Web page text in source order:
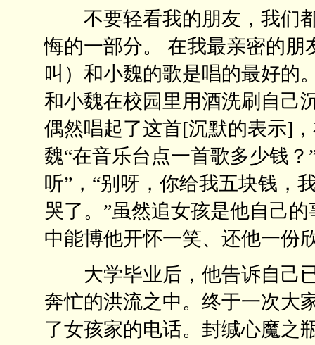
不要轻看我的朋友，我们都
悔的一部分。 在我最亲密的
叫）和小魏的歌是唱的最好的
和小魏在校园里用酒洗刷自己
偶然唱起了这首[沉默的表示]
魏“在音乐台点一首歌多少钱
听”，“别呀，你给我五块钱，
哭了。”虽然追女孩是他自己
中能博他开怀一笑、还他一份
大学毕业后，他告诉自己已
奔忙的洪流之中。终于一次大
了女孩家的电话。封缄心魔之